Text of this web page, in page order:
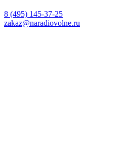
8 (495) 145-37-25
zakaz@naradiovolne.ru